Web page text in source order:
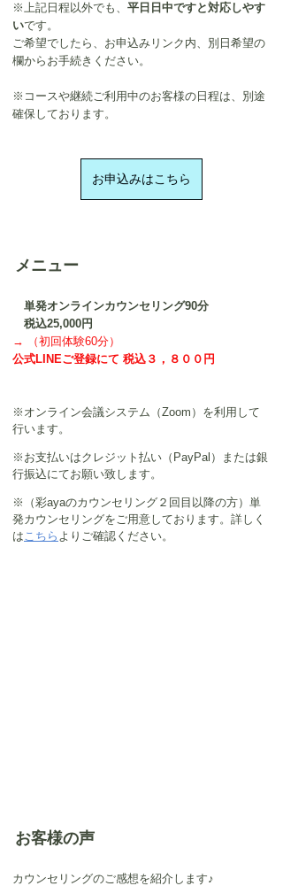
※上記日程以外でも、 平日日中ですと対応しやす
いです。
ご希望でしたら、お申込みリンク内、別日希望の
欄からお手続きください。
※コースや継続ご利用中のお客様の日程は、別途
確保しております。
お申込みはこちら
メニュー
単発オンラインカウンセリング90分
税込25,000円
→ （初回体験60分）
公式LINEご登録にて 税込３， ８ ００円
※ オンライン会議システム（Zoom） を利用して
行います。
※お支払いはクレジット払い（PayPal）または銀
行振込にてお願い致します。
※（彩ayaのカウンセリング２回目以降の方）単
発カウンセリングをご用意しております。詳しく
は こちら より ご確認ください。
お客様の声
カウンセリングのご感想を紹介します♪